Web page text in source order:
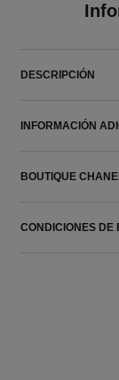
DESCRIPCIÓN
INFORMACIÓN
BOUTIQUE
CONDICIONES DE